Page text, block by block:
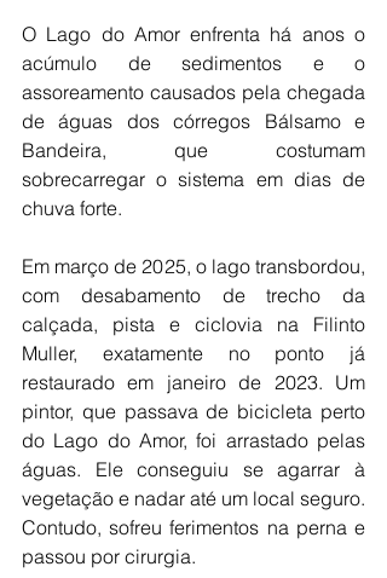
O Lago do Amor enfrenta há anos o
acúmulo de sedimentos e o
assoreamento causados pela chegada
de águas dos córregos Bálsamo e
Bandeira, que costumam
sobrecarregar o sistema em dias de
chuva forte.
Em março de 2025, o lago transbordou,
com desabamento de trecho da
calçada, pista e ciclovia na Filinto
Muller, exatamente no ponto já
restaurado em janeiro de 2023. Um
pintor, que passava de bicicleta perto
do Lago do Amor, foi arrastado pelas
águas. Ele conseguiu se agarrar à
vegetação e nadar até um local seguro.
Contudo, sofreu ferimentos na perna e
passou por cirurgia.